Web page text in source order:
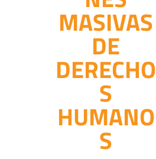
MASIVAS
DE
DERECHO
S
HUMANO
S